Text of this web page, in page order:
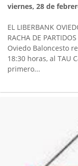
viernes, 28 de
EL LIBERBANK
RACHA DE
Oviedo Baloncesto
18:30 horas, al TAU
primero...